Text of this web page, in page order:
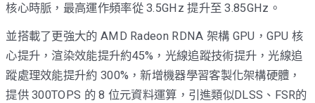
核心時脈，最高運作頻率從 3.5GHz 提升至 3.85GHz。
並搭載了更強大的 AMD Radeon RDNA 架構 GPU，GPU 核
心提升，渲染效能提升約45%，光線追蹤技術提升，光線追
蹤處理效能提升約 300%，新增機器學習客製化架構硬體，
提供 300TOPS 的 8 位元資料運算，引進類似DLSS、FSR的